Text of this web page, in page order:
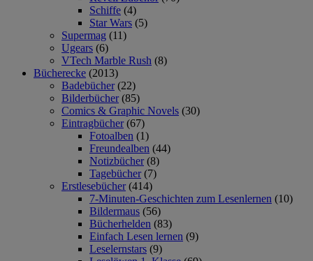
Schiffe (4)
Star Wars (5)
Supermag (11)
Ugears (6)
VTech Marble Rush (8)
Bücherecke (2013)
Badebücher (22)
Bilderbücher (85)
Comics & Graphic Novels (30)
Eintragbücher (67)
Fotoalben (1)
Freundealben (44)
Notizbücher (8)
Tagebücher (7)
Erstlesebücher (414)
7-Minuten-Geschichten zum Lesenlernen (10)
Bildermaus (56)
Bücherhelden (83)
Einfach Lesen lernen (9)
Leselernstars (9)